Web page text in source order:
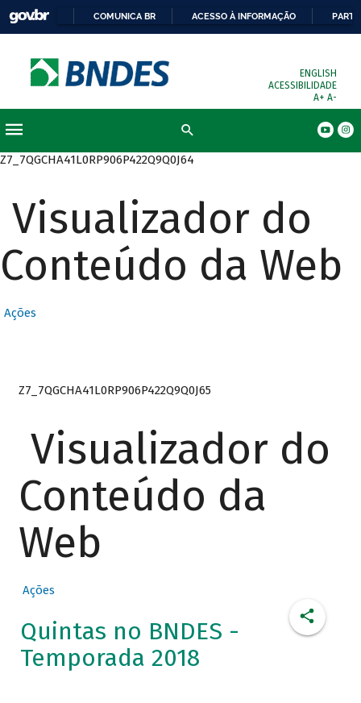
COMUNICA BR ACESSO À INFORMAÇÃO
ENGLISH
ACESSIBILIDADE
A+ A-
Z7_7QGCHA41L0RP906P422Q9Q0J64
Visualizador do
Conteúdo da Web
Ações
Z7_7QGCHA41L0RP906P422Q9Q0J65
Visualizador do
Conteúdo da
Web
Ações
Quintas no BNDES -
Temporada 2018